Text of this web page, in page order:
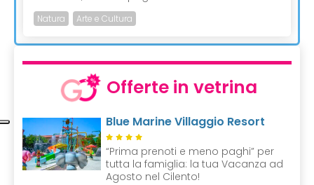
Natura Arte e Cultura
Offerte in vetrina
Blue Marine Villaggio Resort
“Prima prenoti e meno paghi” per
tutta la famiglia: la tua Vacanza ad
Agosto nel Cilento!